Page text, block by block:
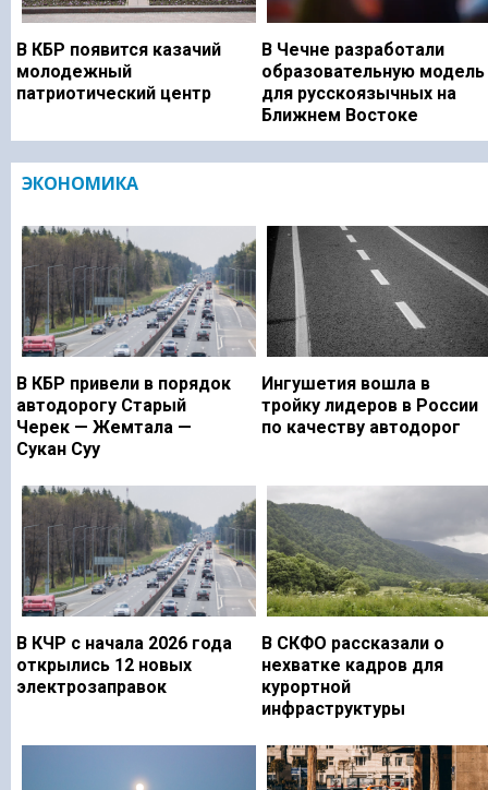
В КБР появится казачий
молодежный
патриотический центр
В Чечне разработали
образовательную модель
для русскоязычных на
Ближнем Востоке
ЭКОНОМИКА
В КБР привели в порядок
автодорогу Старый
Черек — Жемтала —
Сукан Суу
Ингушетия вошла в
тройку лидеров в России
по качеству автодорог
В КЧР с начала 2026 года
открылись 12 новых
электрозаправок
В СКФО рассказали о
нехватке кадров для
курортной
инфраструктуры